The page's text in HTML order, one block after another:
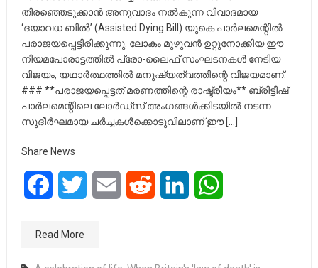
തിരഞ്ഞെടുക്കാൻ അനുവാദം നൽകുന്ന വിവാദമായ
‘ദയാവധ ബിൽ’ (Assisted Dying Bill) യുകെ പാർലമെന്റിൽ
പരാജയപ്പെട്ടിരിക്കുന്നു. ലോകം മുഴുവൻ ഉറ്റുനോക്കിയ ഈ
നിയമപോരാട്ടത്തിൽ പ്രോ-ലൈഫ് സംഘടനകൾ നേടിയ
വിജയം, യഥാർത്ഥത്തിൽ മനുഷ്യത്വത്തിന്റെ വിജയമാണ്.
### **പരാജയപ്പെട്ടത് മരണത്തിന്റെ രാഷ്ട്രീയം** ബ്രിട്ടീഷ്
പാർലമെന്റിലെ ലോർഡ്‌സ് അംഗങ്ങൾക്കിടയിൽ നടന്ന
സുദീർഘമായ ചർച്ചകൾക്കൊടുവിലാണ് ഈ […]
Share News
FacebookTwitter Email Reddit LinkedIn
Read More